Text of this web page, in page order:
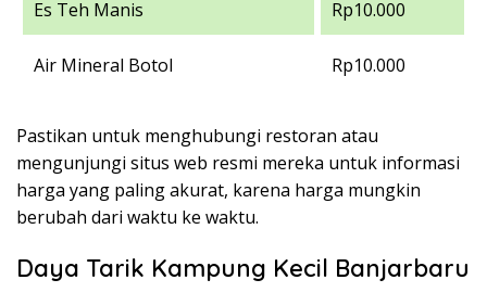
Es Teh Manis Rp10.000
Air Mineral Botol Rp10.000
Pastikan untuk menghubungi restoran atau
mengunjungi situs web resmi mereka untuk informasi
harga yang paling akurat, karena harga mungkin
berubah dari waktu ke waktu.
Daya Tarik Kampung Kecil Banjarbaru